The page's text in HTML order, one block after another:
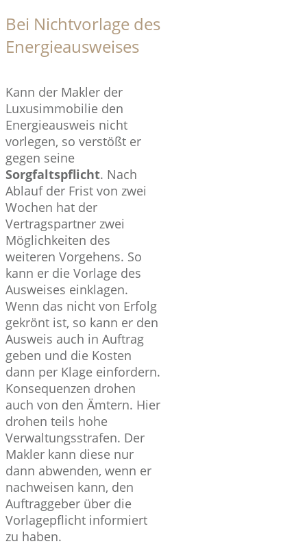
Bei Nichtvorlage des
Energieausweises
Kann der Makler der
Luxusimmobilie den
Energieausweis nicht
vorlegen, so verstößt er
gegen seine
Sorgfaltspflicht. Nach
Ablauf der Frist von zwei
Wochen hat der
Vertragspartner zwei
Möglichkeiten des
weiteren Vorgehens. So
kann er die Vorlage des
Ausweises einklagen.
Wenn das nicht von Erfolg
gekrönt ist, so kann er den
Ausweis auch in Auftrag
geben und die Kosten
dann per Klage einfordern.
Konsequenzen drohen
auch von den Ämtern. Hier
drohen teils hohe
Verwaltungsstrafen. Der
Makler kann diese nur
dann abwenden, wenn er
nachweisen kann, den
Auftraggeber über die
Vorlagepflicht informiert
zu haben.